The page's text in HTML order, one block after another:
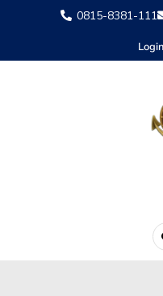
0815-8381-111